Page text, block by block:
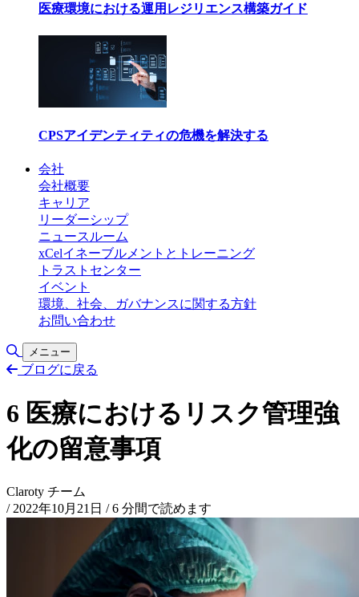
医療環境における運用レジリエンス構築ガイド
CPSアイデンティティの危機を解決する
会社
会社概要
キャリア
リーダーシップ
ニュースルーム
xCelイネーブルメントとトレーニング
トラストセンター
イベント
環境、社会、ガバナンスに関する方針
お問い合わせ
検索の切り替え
メニュー
ブログに戻る
6 医療におけるリスク管理強
化の留意事項
Claroty チーム
/ 2022年10月21日 /6 分間で読めます